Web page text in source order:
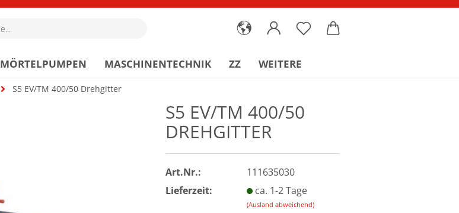
MÖRTELPUMPEN MASCHINENTECHNIK ZZ WEITERE
S5 EV/TM 400/50 Drehgitter
S5 EV/TM 400/50
DREHGITTER
Art.Nr.:
111635030
Lieferzeit:
ca. 1-2 Tage
(Ausland abweichend)